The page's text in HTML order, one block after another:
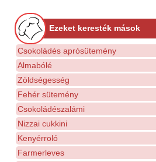
Ezeket keresték mások
Csokoládés aprósütemény
Almabólé
Zöldségesség
Fehér sütemény
Csokoládészalámi
Nizzai cukkini
Kenyérroló
Farmerleves